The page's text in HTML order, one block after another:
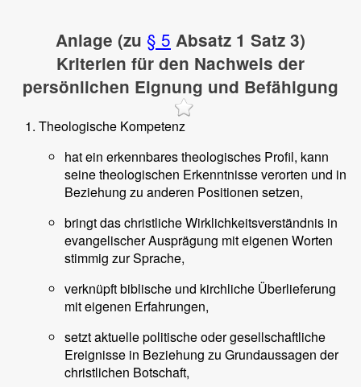
Anlage (zu § 5 Absatz 1 Satz 3)
Kriterien für den Nachweis der
persönlichen Eignung und Befähigung
Theologische Kompetenz
hat ein erkennbares theologisches Profil, kann
seine theologischen Erkenntnisse verorten und in
Beziehung zu anderen Positionen setzen,
bringt das christliche Wirklichkeitsverständnis in
evangelischer Ausprägung mit eigenen Worten
stimmig zur Sprache,
verknüpft biblische und kirchliche Überlieferung
mit eigenen Erfahrungen,
setzt aktuelle politische oder gesellschaftliche
Ereignisse in Beziehung zu Grundaussagen der
christlichen Botschaft,